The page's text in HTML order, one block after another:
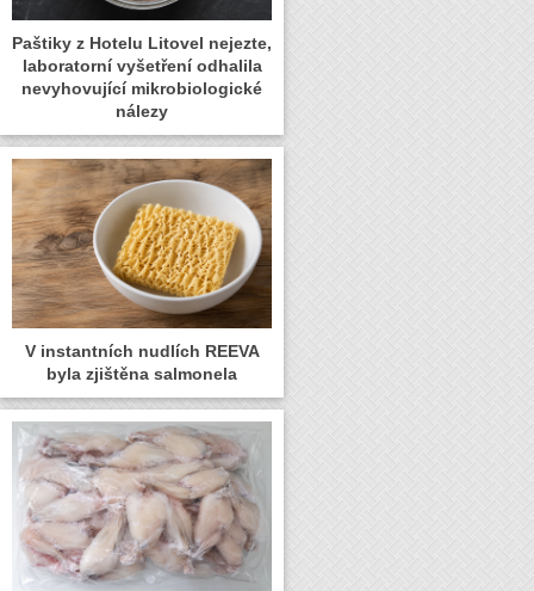
Paštiky z Hotelu Litovel nejezte,
laboratorní vyšetření odhalila
nevyhovující mikrobiologické
nálezy
V instantních nudlích REEVA
byla zjištěna salmonela